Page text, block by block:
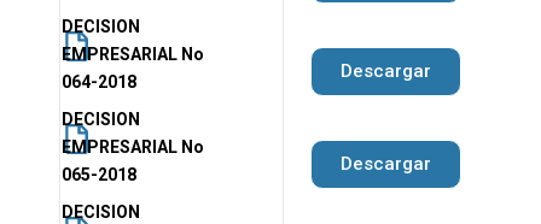
DECISION
EMPRESARIAL No
064-2018
Descargar
DECISION
EMPRESARIAL No
065-2018
Descargar
DECISION